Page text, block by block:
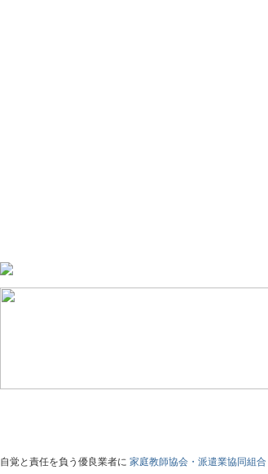
自覚と責任を負う優良業者に 家庭教師協会・派遣業協同組合